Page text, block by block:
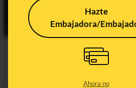
Hazte
Embajadora/
Ahora no
No, este vídeo no